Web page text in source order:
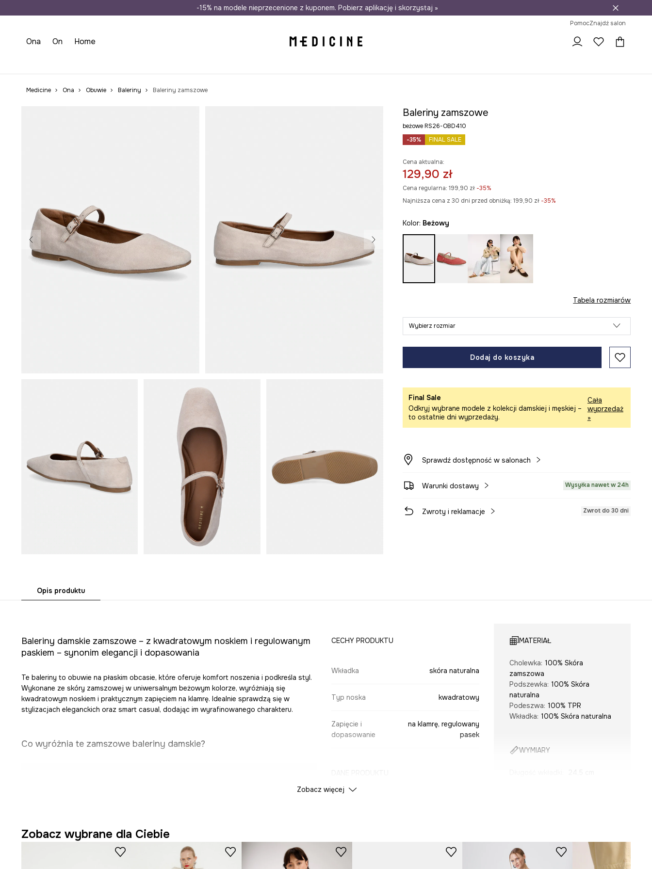
Wysyłka nawet w 24h Darmowa dostawa do salonów 30 dni na zwrot
-15% na modele nieprzecenione z kuponem. Pobierz aplikację i skorzystaj »
PomocZnajdź salon
Ona On Home
Medicine Ona Obuwie Baleriny Baleriny zamszowe
Baleriny zamszowe
beżowe RS26-OBD410
-35%
FINAL SALE
Cena aktualna:
129,90 zł
Cena regularna: 199,90 zł-35%
Najniższa cena z 30 dni przed obniżką: 199,90 zł -35%
Kolor: beżowy
Tabela rozmiarów
Wybierz rozmiar
Dodaj do koszyka
Final Sale
Odkryj wybrane modele z kolekcji damskiej i męskiej –
to ostatnie dni wyprzedaży.
Cała
wyprzedaż
»
Sprawdź dostępność w salonach
Warunki dostawy Wysyłka nawet w 24h
Zwroty i reklamacje Zwrot do 30 dni
Opis produktu
Baleriny damskie zamszowe – z kwadratowym noskiem i regulowanym
paskiem – synonim elegancji i dopasowania
Te baleriny to obuwie na płaskim obcasie, które oferuje komfort noszenia i podkreśla styl.
Wykonane ze skóry zamszowej w uniwersalnym beżowym kolorze, wyróżniają się
kwadratowym noskiem i praktycznym zapięciem na klamrę. Idealnie sprawdzą się w
stylizacjach eleganckich oraz smart casual, dodając im wyrafinowanego charakteru.
Co wyróżnia te zamszowe baleriny damskie?
wyglądu.
Wnętrze ze skóry naturalnej
wspomaga komfort noszenia i przewiewność
CECHY PRODUKTU
Wkładka skóra naturalna
Typ noska kwadratowy
Zapięcie i
dopasowanie
na klamrę, regulowany
pasek
Producent
MATERIAŁ
Cholewka: 100% Skóra
zamszowa
Podszewka: 100% Skóra
naturalna
Podeszwa: 100% TPR
Wkładka: 100% Skóra naturalna
WYMIARY
Zobacz więcej
Zobacz wybrane dla Ciebie